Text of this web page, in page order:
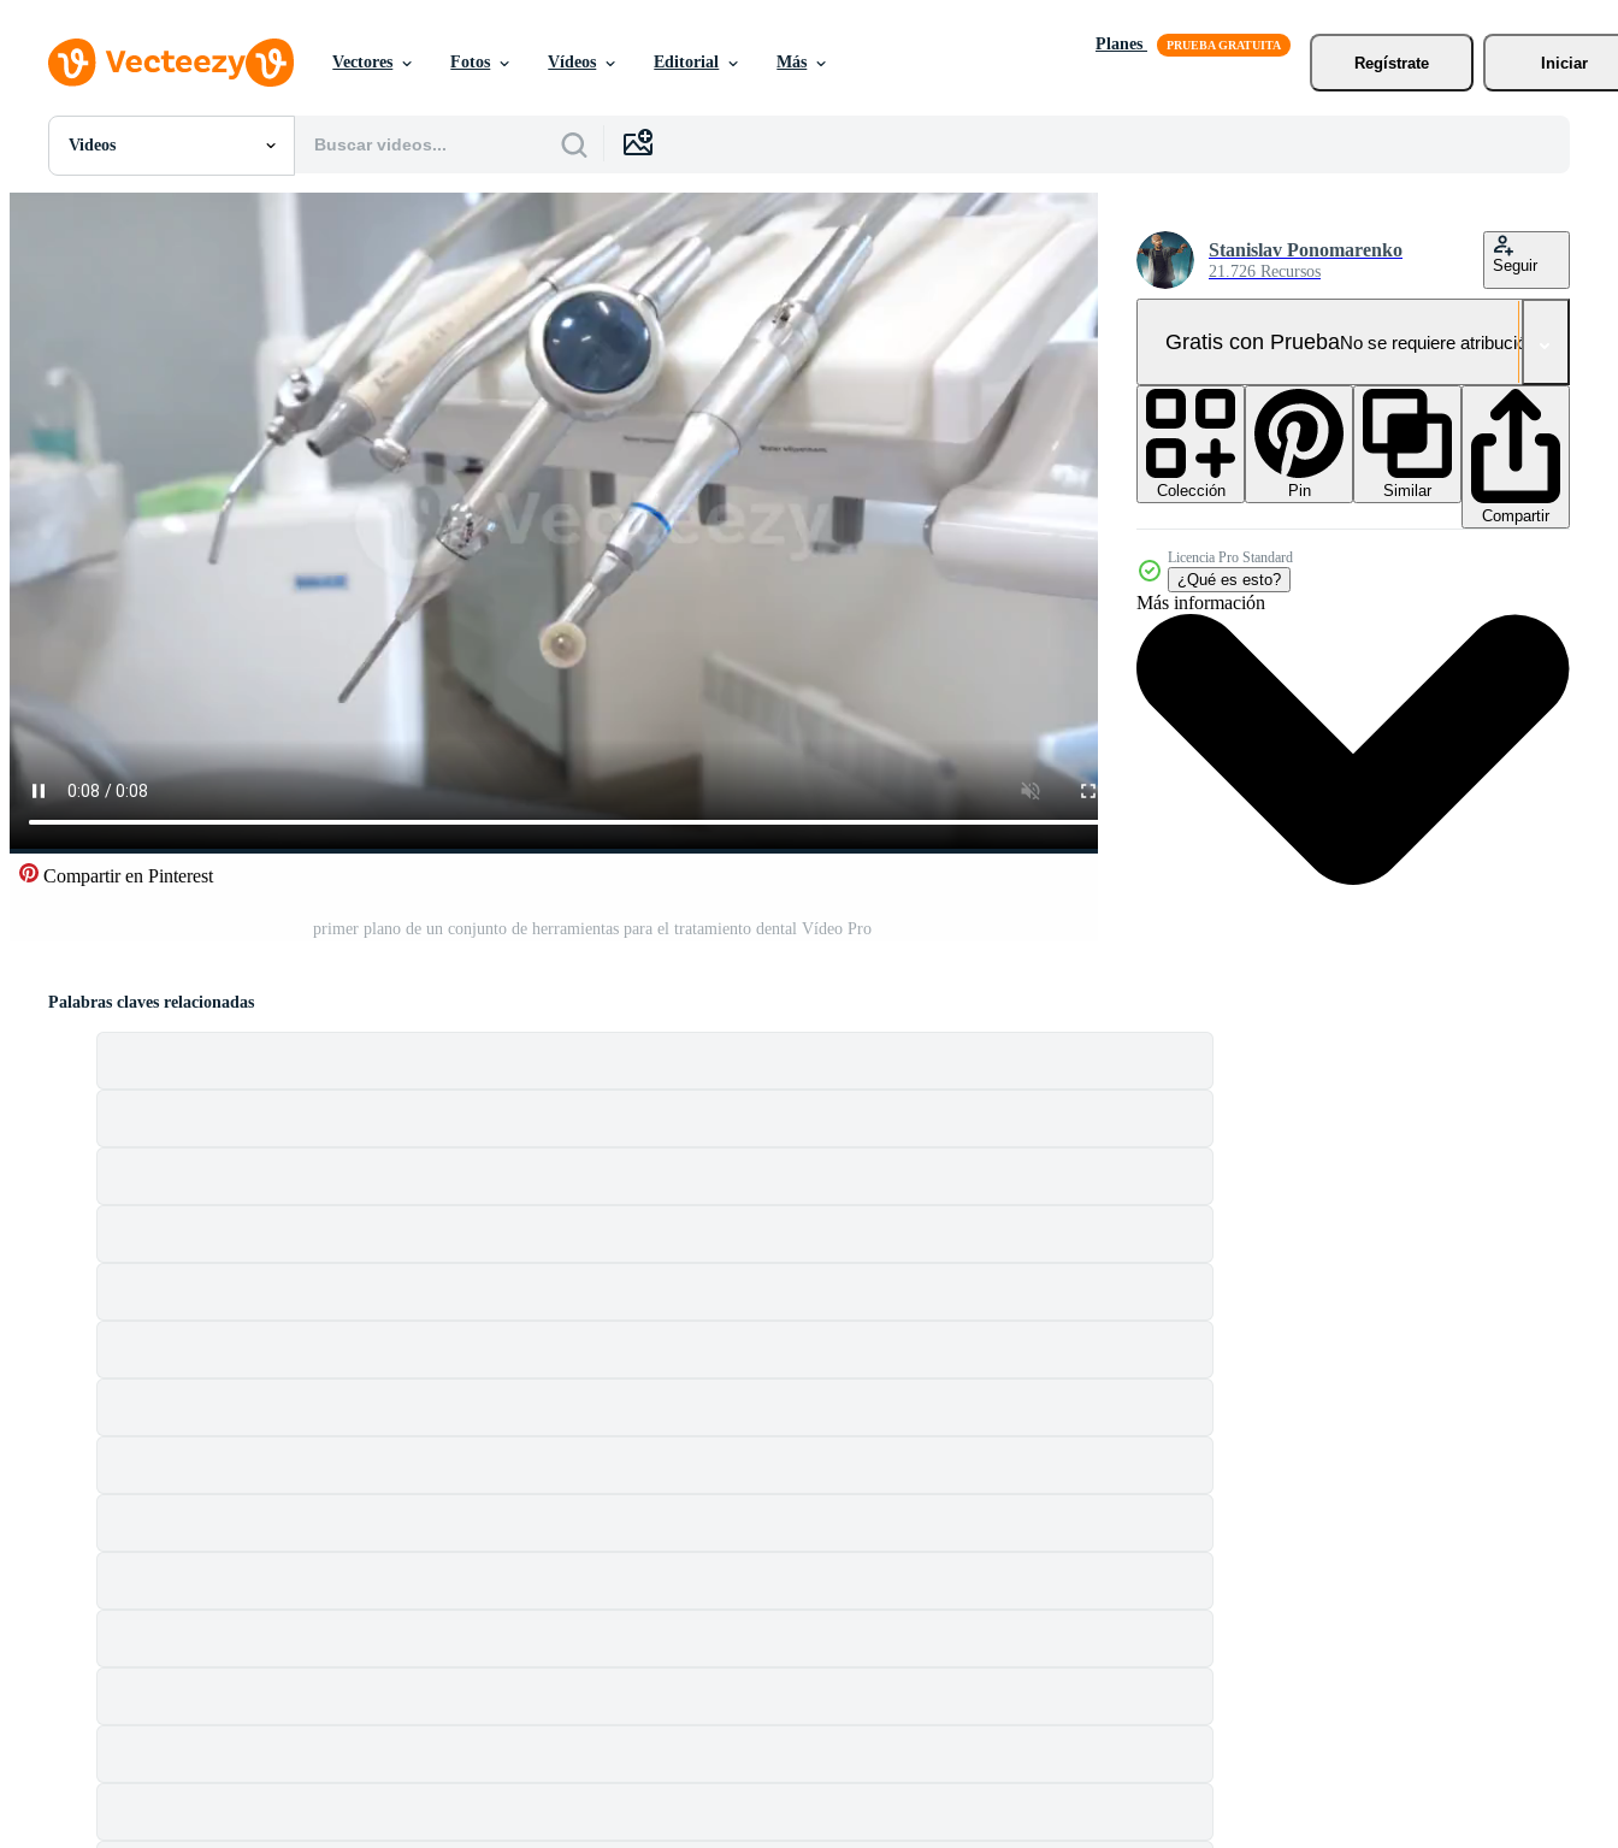
Vectores Fotos Vídeos Editorial Más
Planes
Regístrate
Iniciar
Videos
Todas Imágenes
Compartir en Pinterest
primer plano de un conjunto de herramientas para el tratamiento dental Vídeo Pro
Stanislav Ponomarenko
21.726 Recursos Seguir
Gratis con PruebaNo se requiere atribución!
Colección Pin
Similar
Compartir
Licencia Pro Standard
¿Qué es esto?
Más información
Palabras claves relacionadas